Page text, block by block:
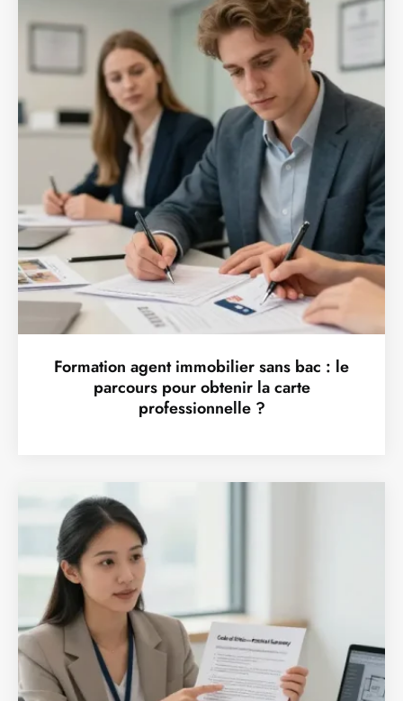
Formation agent immobilier sans bac : le
parcours pour obtenir la carte
professionnelle ?